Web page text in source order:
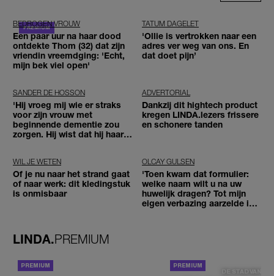
BEDROGEN VROUW
Een paar uur na haar dood
ontdekte Thom (32) dat zijn
vriendin vreemdging: 'Echt,
mijn bek viel open'
TATUM DAGELET
'Ollie is vertrokken naar een
adres ver weg van ons. En
dat doet pijn’
SANDER DE HOSSON
'Hij vroeg mij wie er straks
voor zijn vrouw met
beginnende dementie zou
zorgen. Hij wist dat hij haar
ADVERTORIAL
Dankzij dit hightech product
kregen LINDA.lezers frissere
en schonere tanden
WIL JE WETEN
Of je nu naar het strand gaat
of naar werk: dit kledingstuk
is onmisbaar
OLCAY GULSEN
'Toen kwam dat formulier:
welke naam wilt u na uw
huwelijk dragen? Tot mijn
eigen verbazing aarzelde ik
LINDA.PREMIUM
DE STAD VAN